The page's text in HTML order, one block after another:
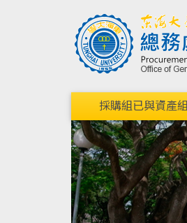
採購組已與資產